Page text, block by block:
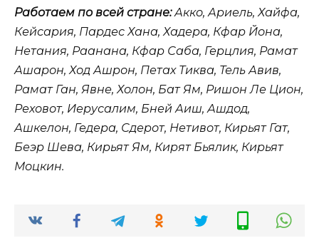
Работаем по всей стране:Акко, Ариель, Хайфа,
Кейсария, Пардес Хана, Хадера, Кфар Йона,
Нетания, Раанана, Кфар Саба, Герцлия, Рамат
Ашарон, Ход Ашрон, Петах Тиква, Тель Авив,
Рамат Ган, Явне, Холон, Бат Ям, Ришон Ле Цион,
Реховот, Иерусалим, Бней Аиш, Ашдод,
Ашкелон, Гедера, Сдерот, Нетивот, Кирьят Гат,
Беэр Шева, Кирьят Ям, Кирят Бьялик, Кирьят
Моцкин.